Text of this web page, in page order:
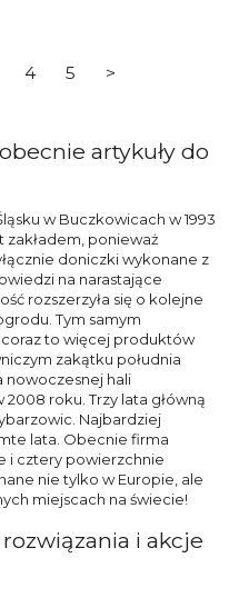
4 5 >
artykuły do
w Buczkowicach w 1993
zakładem, ponieważ
doniczki wykonane z
na narastające
rozszerzyła się o kolejne
Tym samym
coraz to więcej produktów
zakątku południa
nowoczesnej hali
roku. Trzy lata główną
Najbardziej
lata. Obecnie firma
i cztery powierzchnie
nie tylko w Europie, ale
miejscach na świecie!
i akcje